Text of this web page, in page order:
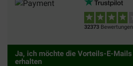
32373 Bewertungen
Ja, ich möchte die Vorteils-E-Mails
erhalten